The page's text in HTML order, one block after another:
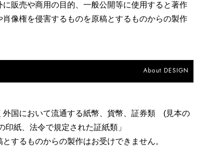
販売や商用の目的、一般公開等に使用すると著作
像権を侵害するものを原稿とするものからの製作
About DESIGN
外国において流通する紙幣、貨幣、証券類 (見本の
紙、法令で規定された証紙類」
するものからの製作はお受けできません。